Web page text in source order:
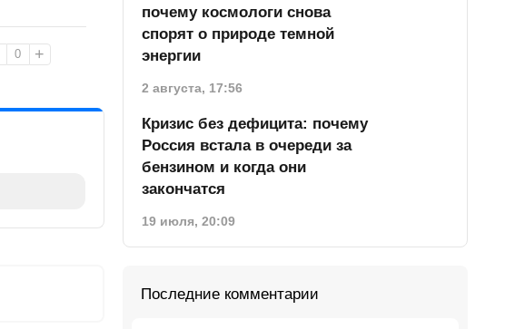
0 +
почему космологи снова
спорят о природе темной
энергии
2 августа, 17:56
Кризис без дефицита: почему
Россия встала в очереди за
бензином и когда они
закончатся
19 июля, 20:09
Последние комментарии